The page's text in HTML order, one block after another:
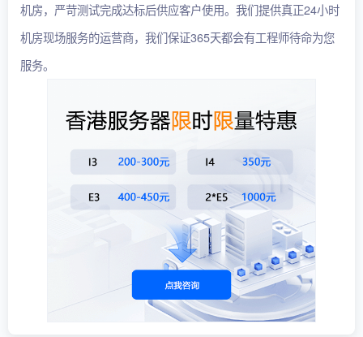
机房，严苛测试完成达标后供应客户使用。我们提供真正24小时
机房现场服务的运营商，我们保证365天都会有工程师待命为您
服务。